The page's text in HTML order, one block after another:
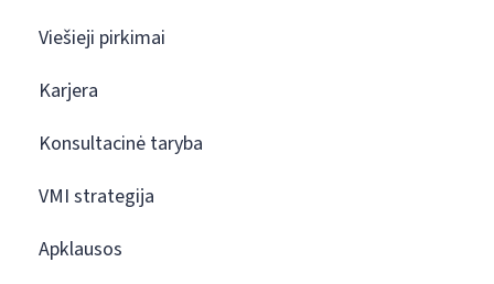
Viešieji pirkimai
Karjera
Konsultacinė taryba
VMI strategija
Apklausos